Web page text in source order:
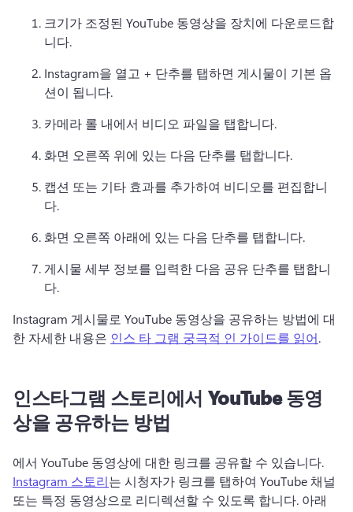
크기가 조정된 YouTube 동영상을 장치에 다운로드합
니다.
Instagram을 열고 + 단추를 탭하면 게시물이 기본 옵
션이 됩니다.
카메라 롤 내에서 비디오 파일을 탭합니다.
화면 오른쪽 위에 있는 다음 단추를 탭합니다.
캡션 또는 기타 효과를 추가하여 비디오를 편집합니
다.
화면 오른쪽 아래에 있는 다음 단추를 탭합니다.
게시물 세부 정보를 입력한 다음 공유 단추를 탭합니
다.
Instagram 게시물로 YouTube 동영상을 공유하는 방법에 대
한 자세한 내용은 인스 타 그램 궁극적 인 가이드를 읽어.
인스타그램 스토리에서 YouTube 동영
상을 공유하는 방법
에서 YouTube 동영상에 대한 링크를 공유할 수 있습니다.
Instagram 스토리는 시청자가 링크를 탭하여 YouTube 채널
또는 특정 동영상으로 리디렉션할 수 있도록 합니다. 아래